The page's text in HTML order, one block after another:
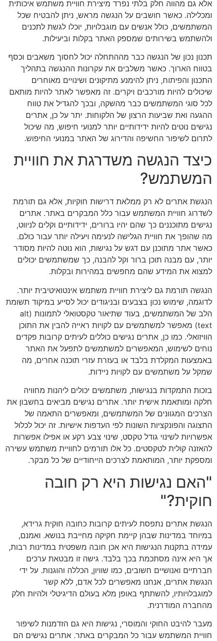
אלא גם מהווה חלק בלתי נפרד מיצירת חוויית משתמש איכותית
ומכלילה. כאשר חושבים על הנגשה מראש, ניתן להבטיח שכל
המשתמשים, כולל אנשים עם מוגבלויות, יוכלו לגשת לתכנים
ולהשתמש בשירותים שמספק האתר בקלות וביעילות.
תכנון נכון של הנגשה כבר מההתחלה יכול לחסוך משאבים וכסף
בטווח הארוך. כאשר משלבים את עקרונות ההנגשה בתהליך
התכנון והפיתוח, ניתן להימנע מתיקונים ושינויים מאוחרים
שיכולים להיות מורכבים ויקרים. זה מאפשר לאתר להיות מותאם
לכל סוגי המשתמשים כבר מהשקה, ובכך להגדיל את טווח
ההגעה ואת שביעות הרצון של הלקוחות. יתר על כן, אתרים
נגישים נוטים להיות ידידותיים יותר למנועי חיפוש, מה שיכול
לתרום לשיפור החשיפה והדירוג של האתר במנועי החיפוש.
כיצד הנגשה משדרגת את חוויית
המשתמש?
הנגשת אתרים לא רק ממלאת דרישות חוקיות, אלא גם תורמת
לשדרוג חוויית המשתמש עבור כלל המבקרים באתר. אתרים
נגישים מתוכננים כך שהם יהיו ברורים, ידידותיים וקלים לניווט,
מה שהופך את חוויית הגלישה לנעימה ויעילה יותר עבור כולם.
כאשר אתר מתוכנן עם דגש על נגישות, הוא נוטה להיות מסודר
יותר, עם מבנה תוכן ברור וקל להבנה, כך שמשתמשים יכולים
למצוא את המידע שהם מחפשים במהירות ובקלות.
הנגשה תורמת גם ליצירת חוויית משתמש אינטואיטיבית יותר.
לדוגמה, שימוש נכון בצבעים ובניגודים יכול לסייע במיקוד תשומת
הלב של המשתמשים, בעוד שתיאור טקסטואלי לתמונות (alt
text) מאפשר למשתמשים עם לקויות ראייה להבין את התוכן
הוויזואלי. כמו כן, אתרים נגישים כוללים לעיתים קרובות פקדים
נוחים לשימוש, המאפשרים למשתמשים לתפעל את האתר
באמצעות המקלדת בלבד או בעזרת עזרי תוכנה אחרים, מה
שמקל על משתמשים עם לקויות ניידות.
בזכות התמקדות בנגישות, משתמשים יכולים ליהנות מחוויה
חלקה ומותאמת אישית יותר. אתרים נגישים מביאים בחשבון את
הצרכים המגוונים של המשתמשים, ומאפשרים התאמה של
התצוגה והפונקציות השונות לפי העדפות אישיות. זה יכול לכלול
אפשרויות לשינוי גודל טקסט, שינוי צבע רקע או אפילו אפשרות
להאזנה קולית לטקסטים. כל אלו תורמים לחוויית משתמש עשירה
ומספקת יותר, המותאמת לצרכים הייחודיים של כל מבקר.
"האם נגישות היא רק חובה
חוקית?"
הנגשת אתרים נתפסת לעיתים קרובות כחובה חוקית גרידא,
במיוחד במדינות שבהן קיימת חקיקה מחייבת בנושא. ואמנם,
עמידה בתקנות הנגישות היא אכן חובה משפטית במדינות רבות,
אך היא אינה מסתכמת בכך בלבד. גישה זו מבטאת ערכים
חברתיים ואנושיים חשובים, כמו שוויון, הכללה והוגנות. על ידי
הנגשת אתרים, אנחנו מאפשרים לכל אדם, ללא קשר
למוגבלויותיו, להשתתף באופן מלא בעולם הדיגיטלי ולהיות חלק
מהחברה המודרנית.
מעבר להיבט החוקי והמוסרי, נגישות היא גם הזדמנות לשיפור
חוויית המשתמש עבור כל המבקרים באתר. אתרים נגישים הם